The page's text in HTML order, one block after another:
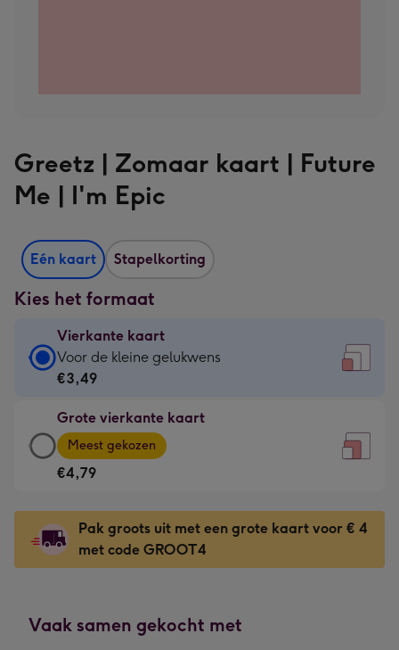
Greetz | Zomaar kaart | Future
Me | I'm Epic
Eén kaart Stapelkorting
Kies het formaat
Vierkante kaart
Vierkante
kaart
€3,49
-
Voor
gelukwens
-
Dimensions:
130
Voor de kleine gelukwens
€3,49
Grote vierkante kaart
Grote
vierkante
kaart
€4,79
-
Meest
Dimensions:
Meest gekozen
€4,79
Pak groots uit met een grote kaart voor € 4
met code GROOT4
Vaak samen gekocht met